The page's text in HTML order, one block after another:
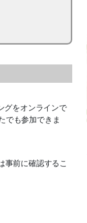
グをオンラインで
でも参加できま
事前に確認するこ